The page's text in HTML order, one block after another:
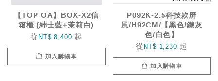
【TOP OA】BOX-X2信
箱櫃 (紳士藍+茉莉白)
從 NT$ 8,400 起
加入購物車
P092K-2.5科技款屏
風/H92CM/【黑色/鐵灰
色/白色】
從 NT$ 1,230 起
加入購物車